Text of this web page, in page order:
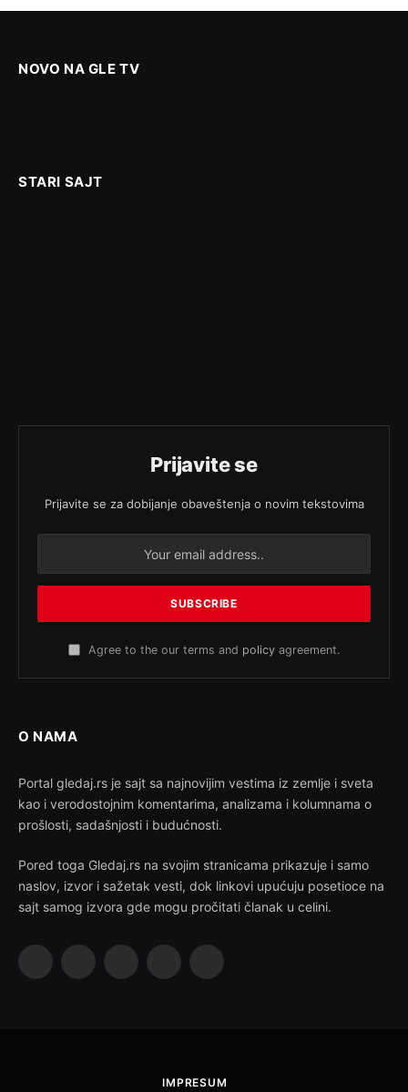
NOVO NA GLE TV
STARI SAJT
Prijavite se
Prijavite se za dobijanje obaveštenja o novim tekstovima
Agree to the our terms and policy agreement.
O NAMA
Portal gledaj.rs je sajt sa najnovijim vestima iz zemlje i sveta
kao i verodostojnim komentarima, analizama i kolumnama o
prošlosti, sadašnjosti i budućnosti.
Pored toga Gledaj.rs na svojim stranicama prikazuje i samo
naslov, izvor i sažetak vesti, dok linkovi upućuju posetioce na
sajt samog izvora gde mogu pročitati članak u celini.
Facebook InstagramPinterest YouTube
IMPRESUM